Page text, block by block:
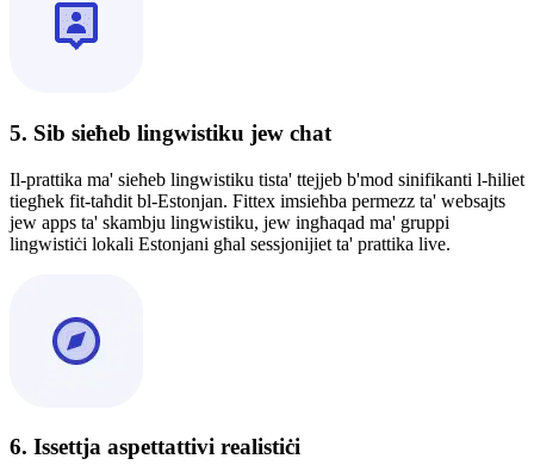
5. Sib sieħeb lingwistiku jew chat
Il-prattika ma' sieħeb lingwistiku tista' ttejjeb b'mod sinifikanti l-ħiliet
tiegħek fit-taħdit bl-Estonjan. Fittex imsieħba permezz ta' websajts
jew apps ta' skambju lingwistiku, jew ingħaqad ma' gruppi
lingwistiċi lokali Estonjani għal sessjonijiet ta' prattika live.
6. Issettja aspettattivi realistiċi